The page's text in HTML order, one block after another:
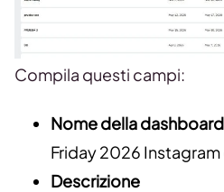
Compila questi campi:
Nome della dashboard
Friday 2026 Instagram
Descrizione